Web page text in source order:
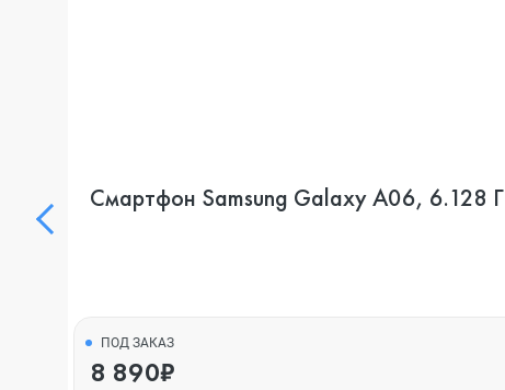
Смартфон Samsung Galaxy A06, 6.128
ПОД ЗАКАЗ
8 890₽